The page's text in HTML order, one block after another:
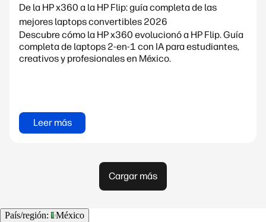
De la HP x360 a la HP Flip: guía completa de las
mejores laptops convertibles 2026
Descubre cómo la HP x360 evolucionó a HP Flip. Guía
completa de laptops 2-en-1 con IA para estudiantes,
creativos y profesionales en México.
Leer más
Cargar más
País/región:
México